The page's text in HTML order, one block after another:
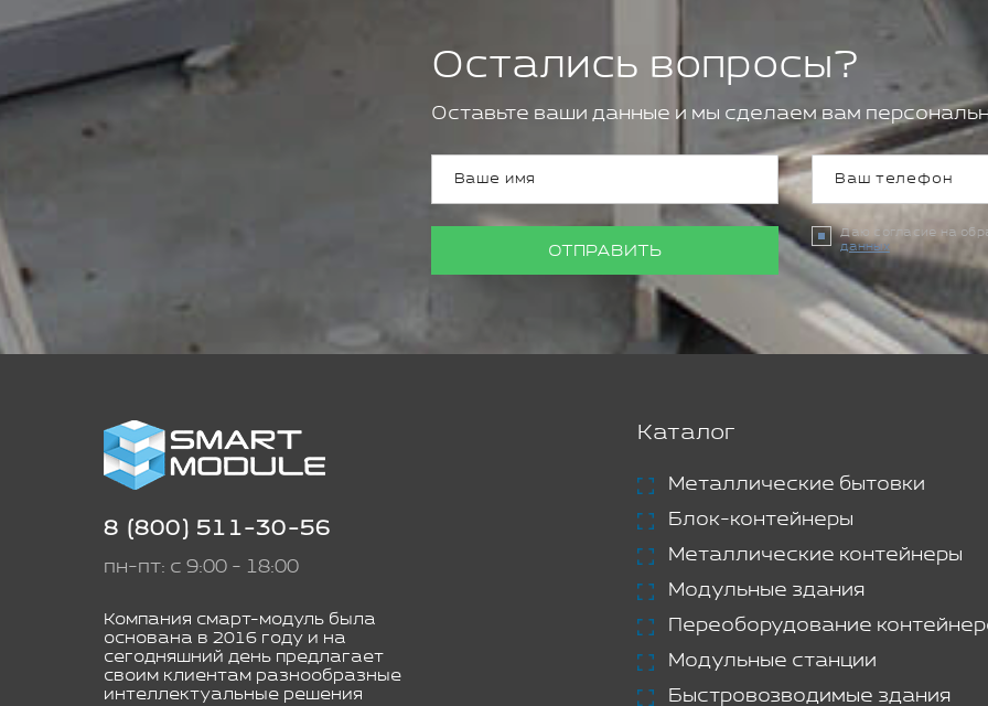
Остались вопросы?
Оставьте ваши данные и мы сделаем вам
ОТПРАВИТЬ
Даю согласие на
данных
8 (800) 511-30-56
пн-пт: с 9:00 - 18:00
Компания смарт-модуль была
основана в 2016 году и на
сегодняшний день предлагает
своим клиентам разнообразные
интеллектуальные решения
Каталог
Металлические бытовки
Блок-контейнеры
Металлические контейнеры
Модульные здания
Переоборудование
Модульные станции
Быстровозводимые здания